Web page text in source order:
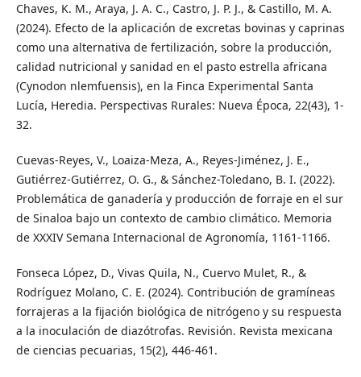
Chaves, K. M., Araya, J. A. C., Castro, J. P. J., & Castillo, M. A.
(2024). Efecto de la aplicación de excretas bovinas y caprinas
como una alternativa de fertilización, sobre la producción,
calidad nutricional y sanidad en el pasto estrella africana
(Cynodon nlemfuensis), en la Finca Experimental Santa
Lucía, Heredia. Perspectivas Rurales: Nueva Época, 22(43), 1-
32.
Cuevas-Reyes, V., Loaiza-Meza, A., Reyes-Jiménez, J. E.,
Gutiérrez-Gutiérrez, O. G., & Sánchez-Toledano, B. I. (2022).
Problemática de ganadería y producción de forraje en el sur
de Sinaloa bajo un contexto de cambio climático. Memoria
de XXXIV Semana Internacional de Agronomía, 1161-1166.
Fonseca López, D., Vivas Quila, N., Cuervo Mulet, R., &
Rodríguez Molano, C. E. (2024). Contribución de gramíneas
forrajeras a la fijación biológica de nitrógeno y su respuesta
a la inoculación de diazótrofas. Revisión. Revista mexicana
de ciencias pecuarias, 15(2), 446-461.